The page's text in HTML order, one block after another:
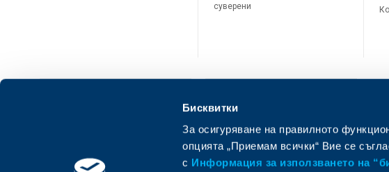
Бисквитки
За осигуряване на правилното
опцията „Приемам всички“ Вие се
с Информация за използването на
суверени
ОББ Мобайл